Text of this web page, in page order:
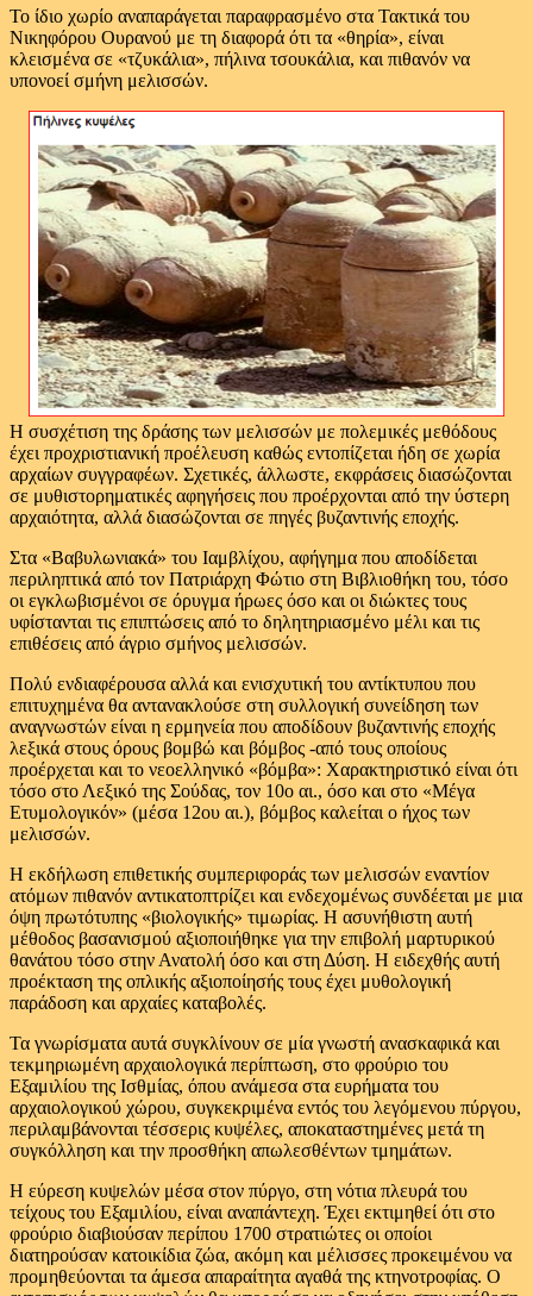
Το ίδιο χωρίο αναπαράγεται παραφρασμένο στα Τακτικά του
Νικηφόρου Ουρανού με τη διαφορά ότι τα «θηρία», είναι
κλεισμένα σε «τζυκάλια», πήλινα τσουκάλια, και πιθανόν να
υπονοεί σμήνη μελισσών.
Η συσχέτιση της δράσης των μελισσών με πολεμικές μεθόδους
έχει προχριστιανική προέλευση καθώς εντοπίζεται ήδη σε χωρία
αρχαίων συγγραφέων. Σχετικές, άλλωστε, εκφράσεις διασώζονται
σε μυθιστορηματικές αφηγήσεις που προέρχονται από την ύστερη
αρχαιότητα, αλλά διασώζονται σε πηγές βυζαντινής εποχής.
Στα «Βαβυλωνιακά» του Ιαμβλίχου, αφήγημα που αποδίδεται
περιληπτικά από τον Πατριάρχη Φώτιο στη Βιβλιοθήκη του, τόσο
οι εγκλωβισμένοι σε όρυγμα ήρωες όσο και οι διώκτες τους
υφίστανται τις επιπτώσεις από το δηλητηριασμένο μέλι και τις
επιθέσεις από άγριο σμήνος μελισσών.
Πολύ ενδιαφέρουσα αλλά και ενισχυτική του αντίκτυπου που
επιτυχημένα θα αντανακλούσε στη συλλογική συνείδηση των
αναγνωστών είναι η ερμηνεία που αποδίδουν βυζαντινής εποχής
λεξικά στους όρους βομβώ και βόμβος -από τους οποίους
προέρχεται και το νεοελληνικό «βόμβα»: Χαρακτηριστικό είναι ότι
τόσο στο Λεξικό της Σούδας, τον 10ο αι., όσο και στο «Μέγα
Ετυμολογικόν» (μέσα 12ου αι.), βόμβος καλείται ο ήχος των
μελισσών.
Η εκδήλωση επιθετικής συμπεριφοράς των μελισσών εναντίον
ατόμων πιθανόν αντικατοπτρίζει και ενδεχομένως συνδέεται με μια
όψη πρωτότυπης «βιολογικής» τιμωρίας. Η ασυνήθιστη αυτή
μέθοδος βασανισμού αξιοποιήθηκε για την επιβολή μαρτυρικού
θανάτου τόσο στην Ανατολή όσο και στη Δύση. Η ειδεχθής αυτή
προέκταση της οπλικής αξιοποίησής τους έχει μυθολογική
παράδοση και αρχαίες καταβολές.
Τα γνωρίσματα αυτά συγκλίνουν σε μία γνωστή ανασκαφικά και
τεκμηριωμένη αρχαιολογικά περίπτωση, στο φρούριο του
Εξαμιλίου της Ισθμίας, όπου ανάμεσα στα ευρήματα του
αρχαιολογικού χώρου, συγκεκριμένα εντός του λεγόμενου πύργου,
περιλαμβάνονται τέσσερις κυψέλες, αποκαταστημένες μετά τη
συγκόλληση και την προσθήκη απωλεσθέντων τμημάτων.
Η εύρεση κυψελών μέσα στον πύργο, στη νότια πλευρά του
τείχους του Εξαμιλίου, είναι αναπάντεχη. Έχει εκτιμηθεί ότι στο
φρούριο διαβιούσαν περίπου 1700 στρατιώτες οι οποίοι
διατηρούσαν κατοικίδια ζώα, ακόμη και μέλισσες προκειμένου να
προμηθεύονται τα άμεσα απαραίτητα αγαθά της κτηνοτροφίας. Ο